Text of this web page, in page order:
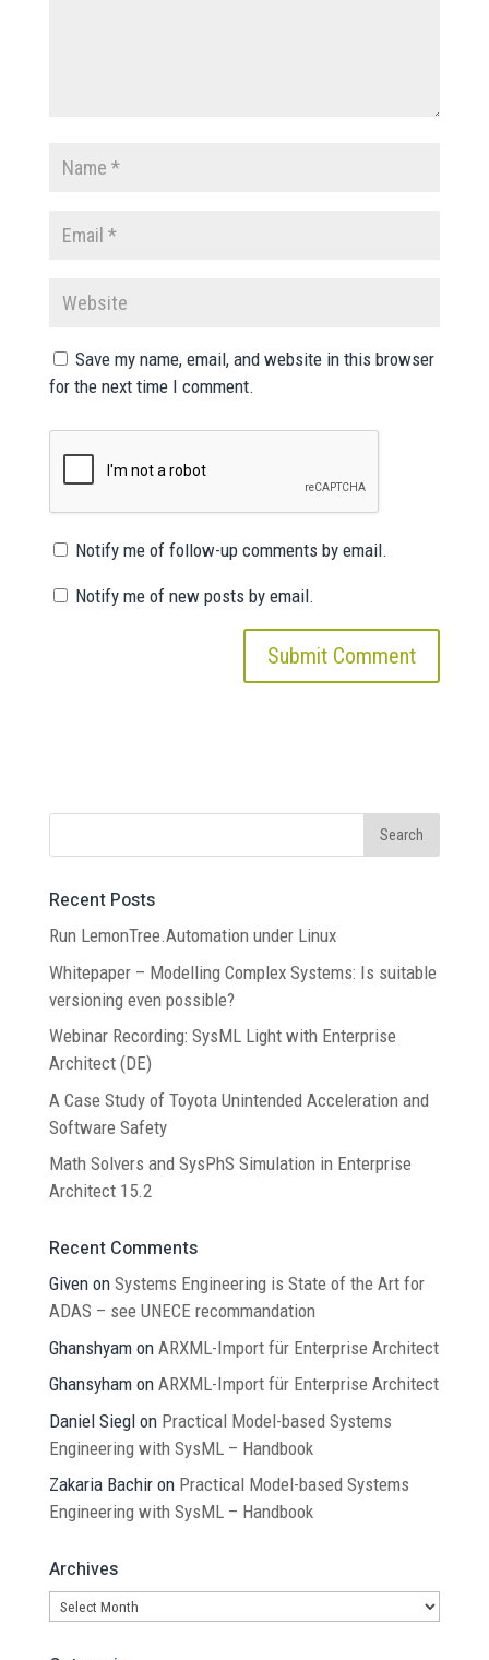
Save my name, email, and website in this browser
for the next time I comment.
Notify me of follow-up comments by email.
Notify me of new posts by email.
Recent Posts
Run LemonTree.Automation under Linux
Whitepaper – Modelling Complex Systems: Is suitable
versioning even possible?
Webinar Recording: SysML Light with Enterprise
Architect (DE)
A Case Study of Toyota Unintended Acceleration and
Software Safety
Math Solvers and SysPhS Simulation in Enterprise
Architect 15.2
Recent Comments
Givenon Systems Engineering is State of the Art for
ADAS – see UNECE recommandation
Ghanshyamon ARXML-Import für Enterprise Architect
Ghansyhamon ARXML-Import für Enterprise Architect
Daniel Sieglon Practical Model-based Systems
Engineering with SysML – Handbook
Zakaria Bachiron Practical Model-based Systems
Engineering with SysML – Handbook
Archives
Archives